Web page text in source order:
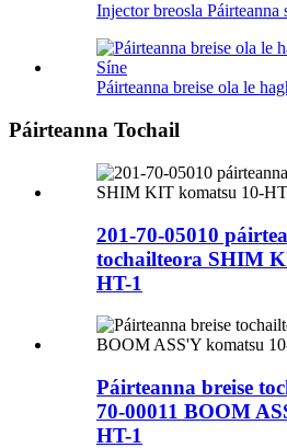
Injector breosla Páirteanna
Páirteanna breise ola le
Páirteanna Tochail
201-70-05010
tochailteora SHIM
HT-1
Páirteanna breise
70-00011 BOOM
HT-1